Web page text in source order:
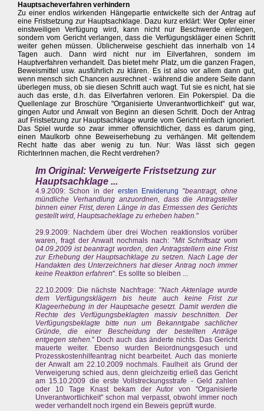
Hauptsacheverfahren verhindern
Zu einer endlos wirkenden Hängepartie entwickelte sich der Antrag auf
eine Fristsetzung zur Hauptsachklage. Dazu kurz erklärt: Wer Opfer einer
einstweiligen Verfügung wird, kann nicht nur Beschwerde einlegen,
sondern vom Gericht verlangen, dass die Verfügungskläger einen Schritt
weiter gehen müssen. Üblicherweise geschieht das innerhalb von 14
Tagen auch. Dann wird nicht nur im Eilverfahren, sondern im
Hauptverfahren verhandelt. Das bietet mehr Platz, um die ganzen Fragen,
Beweismittel usw. ausführlich zu klären. Es ist also vor allem dann gut,
wenn mensch sich Chancen ausrechnet - während die andere Seite dann
überlegen muss, ob sie diesen Schritt auch wagt. Tut sie es nicht, hat sie
auch das erste, d.h. das Eilverfahren verloren. Ein Pokerspiel. Da die
Quellenlage zur Broschüre "Organisierte Unverantwortlichkeit" gut war,
gingen Autor und Anwalt von Beginn an diesen Schritt. Doch der Antrag
auf Fristsetzung zur Hauptsachklage wurde vom Gericht einfach ignoriert.
Das Spiel wurde so zwar immer offensichtlicher, dass es darum ging,
einen Maulkorb ohne Beweiserhebung zu verhängen. Mit geltendem
Recht hatte das aber wenig zu tun. Nur: Was lässt sich gegen
RichterInnen machen, die Recht verdrehen?
Im Original: Verweigerte Fristsetzung zur
Hauptsachklage ...
4.9.2009: Schon in der ersten Erwiderung "beantragt, ohne
mündliche Verhandlung anzuordnen, dass die Antragsteller
binnen einer Frist, deren Länge in das Ermessen des Gerichts
gestellt wird, Hauptsacheklage zu erheben haben."
29.9.2009: Nachdem über drei Wochen reaktionslos vorüber
waren, fragt der Anwalt nochmals nach: "Mit Schriftsatz vom
04.09.2009 ist beantragt worden, den Antragstellern eine Frist
zur Erhebung der Hauptsachklage zu setzen. Nach Lage der
Handakten des Unterzeichners hat dieser Antrag noch immer
keine Reaktion erfahren". Es sollte so bleiben ...
22.10.2009: Die nächste Nachfrage: "Nach Aktenlage wurde
dem Verfügungsklägern bis heute auch keine Frist zur
Klageerhebung in der Hauptsache gesetzt. Damit werden die
Rechte des Verfügungsbeklagten massiv beschnitten. Der
Verfügungsbeklagte bitte nun um Bekanntgabe sachlicher
Gründe, die einer Bescheidung der bestellten Anträge
entgegen stehen." Doch auch das änderte nichts. Das Gericht
mauerte weiter. Ebenso wurden Beiordnungsgesuch und
Prozesskostenhilfeantrag nicht bearbeitet. Auch das monierte
der Anwalt am 22.10.2009 nochmals. Faulheit als Grund der
Verweigerung schied aus, denn gleichzeitig erließ das Gericht
am 15.10.2009 die erste Vollstreckungsstrafe - Geld zahlen
oder 10 Tage Knast bekam der Autor von "Organisierte
Unverantwortlichkeit" schon mal verpasst, obwohl immer noch
weder verhandelt noch irgend ein Beweis geprüft wurde.